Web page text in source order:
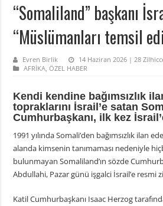
“Somaliland” başkanı
“Müslümanları temsil
Evren Birlik
14 Haziran 2026 | 28
AFRİKA,ÖZEL HABER
Kendi kendine bağımsızlık
topraklarını İsrail’e satan
Cumhurbaşkanı, ilk kez
1991 yılında Somali’den bağımsızlık ilan
alanda kimsenin tanımaması nedeniyle
bulunmayan Somaliland’ın sözde
Abdullahi, Pazar günü işgalci İsrail’e resmi
Katil Cumhurbaşkanı Isaac Herzog